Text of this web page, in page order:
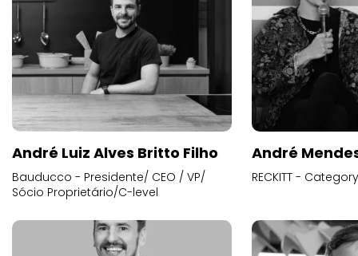
André Luiz Alves Britto Filho
Bauducco - Presidente/ CEO / VP/
Sócio Proprietário/C-level
André
RECKITT -